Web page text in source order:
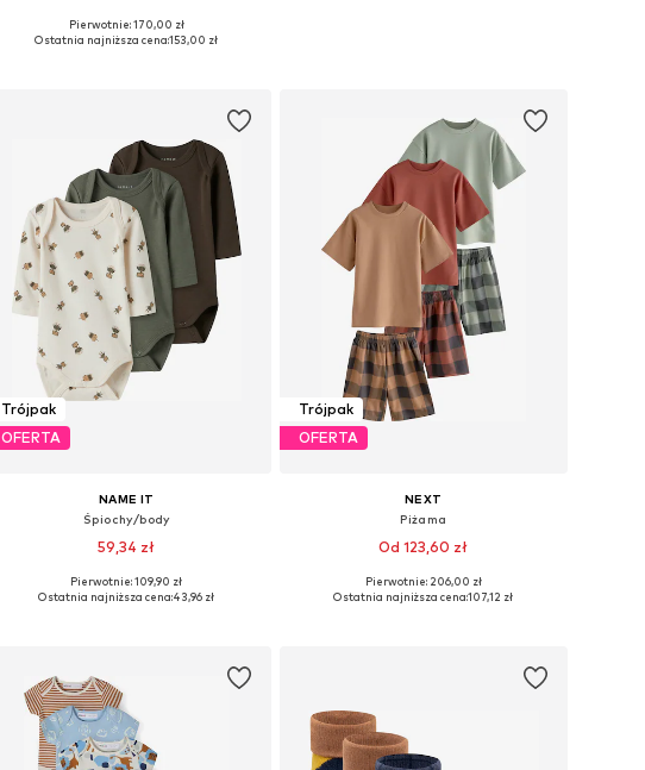
Dostępne w różnych rozmiarach
Pierwotnie: 170,00 zł
Ostatnia najniższa cena:153,00 zł
Trójpak
OFERTA
NAME IT
Śpiochy/body
59,34 zł
Dostępne rozmiary: 50, 86
Pierwotnie: 109,90 zł
Ostatnia najniższa cena:43,96 zł
Trójpak
OFERTA
NEXT
Piżama
Od 123,60 zł
Dostępne w różnych rozmiarach
Pierwotnie: 206,00 zł
Ostatnia najniższa cena:107,12 zł